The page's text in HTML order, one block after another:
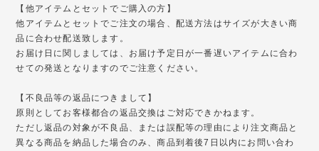
【他アイテムとセットでご購入の方】
他アイテムとセットでご注文の場合、配送方法はサイズが大きい商
品に合わせ配送致します。
お届け日に関しましては、お届け予定日が一番遅いアイテムに合わ
せての発送となりますのでご注意ください。
【不良品等の返品につきまして】
原則としてお客様都合の返品交換はご対応できかねます。
ただし返品の対象が不良品、または誤配等の理由により注文商品と
異なる商品を納品した場合のみ、商品到着後7日以内にお問い合わ